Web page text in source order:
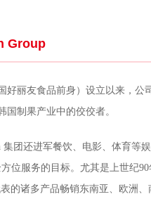
Group
丽友食品前身）设立以来，公
国制果产业中的佼佼者。
还进军餐饮、电影、体育等娱
位服务的目标。尤其是上世纪
的诸多产品畅销东南亚、欧洲